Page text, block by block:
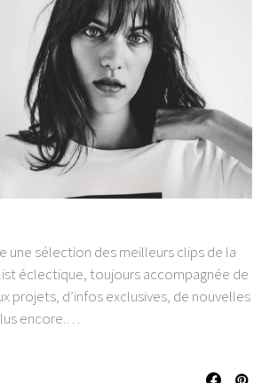
une sélection des meilleurs clips de la
éclectique, toujours accompagnée de
projets, d’infos exclusives, de nouvelles
encore.…